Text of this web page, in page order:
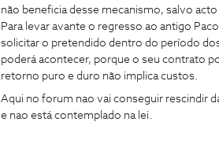
não beneficia desse mecanismo, salvo
Para levar avante o regresso ao antigo
solicitar o pretendido dentro do período
poderá acontecer, porque o seu contrato
retorno puro e duro não implica custos.
Aqui no forum nao vai conseguir rescindir
e nao está contemplado na lei.